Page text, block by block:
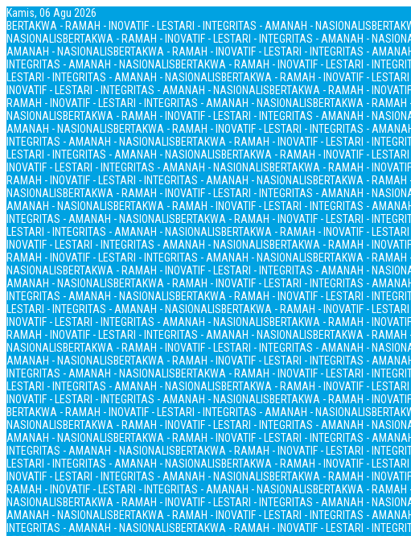
Kamis, 06 Agu 2026
BERTAKWA - RAMAH - INOVATIF - LESTARI - INTEGRITAS - AMANAH - NASIONALIS
NASIONALISBERTAKWA - RAMAH - INOVATIF - LESTARI - INTEGRITAS - AMANAH -
AMANAH - NASIONALISBERTAKWA - RAMAH - INOVATIF - LESTARI - INTEGRITAS -
INTEGRITAS - AMANAH - NASIONALISBERTAKWA - RAMAH - INOVATIF - LESTARI -
LESTARI - INTEGRITAS - AMANAH - NASIONALISBERTAKWA - RAMAH - INOVATIF -
INOVATIF - LESTARI - INTEGRITAS - AMANAH - NASIONALISBERTAKWA - RAMAH -
RAMAH - INOVATIF - LESTARI - INTEGRITAS - AMANAH - NASIONALISBERTAKWA -
NASIONALISBERTAKWA - RAMAH - INOVATIF - LESTARI - INTEGRITAS - AMANAH -
AMANAH - NASIONALISBERTAKWA - RAMAH - INOVATIF - LESTARI - INTEGRITAS -
INTEGRITAS - AMANAH - NASIONALISBERTAKWA - RAMAH - INOVATIF - LESTARI -
LESTARI - INTEGRITAS - AMANAH - NASIONALISBERTAKWA - RAMAH - INOVATIF -
INOVATIF - LESTARI - INTEGRITAS - AMANAH - NASIONALISBERTAKWA - RAMAH -
RAMAH - INOVATIF - LESTARI - INTEGRITAS - AMANAH - NASIONALISBERTAKWA -
NASIONALISBERTAKWA - RAMAH - INOVATIF - LESTARI - INTEGRITAS - AMANAH -
AMANAH - NASIONALISBERTAKWA - RAMAH - INOVATIF - LESTARI - INTEGRITAS -
INTEGRITAS - AMANAH - NASIONALISBERTAKWA - RAMAH - INOVATIF - LESTARI -
LESTARI - INTEGRITAS - AMANAH - NASIONALISBERTAKWA - RAMAH - INOVATIF -
INOVATIF - LESTARI - INTEGRITAS - AMANAH - NASIONALISBERTAKWA - RAMAH -
RAMAH - INOVATIF - LESTARI - INTEGRITAS - AMANAH - NASIONALISBERTAKWA -
NASIONALISBERTAKWA - RAMAH - INOVATIF - LESTARI - INTEGRITAS - AMANAH -
AMANAH - NASIONALISBERTAKWA - RAMAH - INOVATIF - LESTARI - INTEGRITAS -
INTEGRITAS - AMANAH - NASIONALISBERTAKWA - RAMAH - INOVATIF - LESTARI -
LESTARI - INTEGRITAS - AMANAH - NASIONALISBERTAKWA - RAMAH - INOVATIF -
INOVATIF - LESTARI - INTEGRITAS - AMANAH - NASIONALISBERTAKWA - RAMAH -
RAMAH - INOVATIF - LESTARI - INTEGRITAS - AMANAH - NASIONALISBERTAKWA -
NASIONALISBERTAKWA - RAMAH - INOVATIF - LESTARI - INTEGRITAS - AMANAH -
AMANAH - NASIONALISBERTAKWA - RAMAH - INOVATIF - LESTARI - INTEGRITAS -
INTEGRITAS - AMANAH - NASIONALISBERTAKWA - RAMAH - INOVATIF - LESTARI -
LESTARI - INTEGRITAS - AMANAH - NASIONALISBERTAKWA - RAMAH - INOVATIF -
INOVATIF - LESTARI - INTEGRITAS - AMANAH - NASIONALISBERTAKWA - RAMAH -
BERTAKWA - RAMAH - INOVATIF - LESTARI - INTEGRITAS - AMANAH - NASIONALIS
NASIONALISBERTAKWA - RAMAH - INOVATIF - LESTARI - INTEGRITAS - AMANAH -
AMANAH - NASIONALISBERTAKWA - RAMAH - INOVATIF - LESTARI - INTEGRITAS -
INTEGRITAS - AMANAH - NASIONALISBERTAKWA - RAMAH - INOVATIF - LESTARI -
LESTARI - INTEGRITAS - AMANAH - NASIONALISBERTAKWA - RAMAH - INOVATIF -
INOVATIF - LESTARI - INTEGRITAS - AMANAH - NASIONALISBERTAKWA - RAMAH -
RAMAH - INOVATIF - LESTARI - INTEGRITAS - AMANAH - NASIONALISBERTAKWA -
NASIONALISBERTAKWA - RAMAH - INOVATIF - LESTARI - INTEGRITAS - AMANAH -
AMANAH - NASIONALISBERTAKWA - RAMAH - INOVATIF - LESTARI - INTEGRITAS -
INTEGRITAS - AMANAH - NASIONALISBERTAKWA - RAMAH - INOVATIF - LESTARI -